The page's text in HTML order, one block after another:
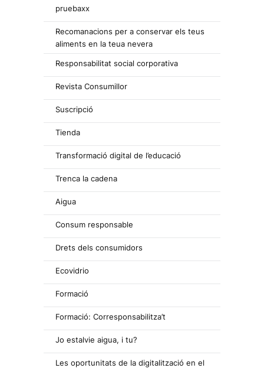
pruebaxx
Recomanacions per a conservar els teus
aliments en la teua nevera
Responsabilitat social corporativa
Revista Consumillor
Suscripció
Tienda
Transformació digital de l’educació
Trenca la cadena
Aigua
Consum responsable
Drets dels consumidors
Ecovidrio
Formació
Formació: Corresponsabilitza’t
Jo estalvie aigua, i tu?
Les oportunitats de la digitalització en el